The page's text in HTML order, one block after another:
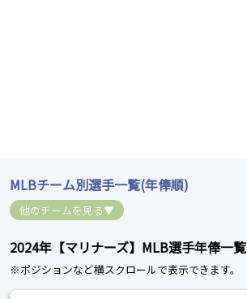
MLBチーム別選手一覧(年俸順)
他のチームを見る▼
2024年【マリナーズ】MLB選手年俸一覧
※ポジションなど横スクロールで表示できます。